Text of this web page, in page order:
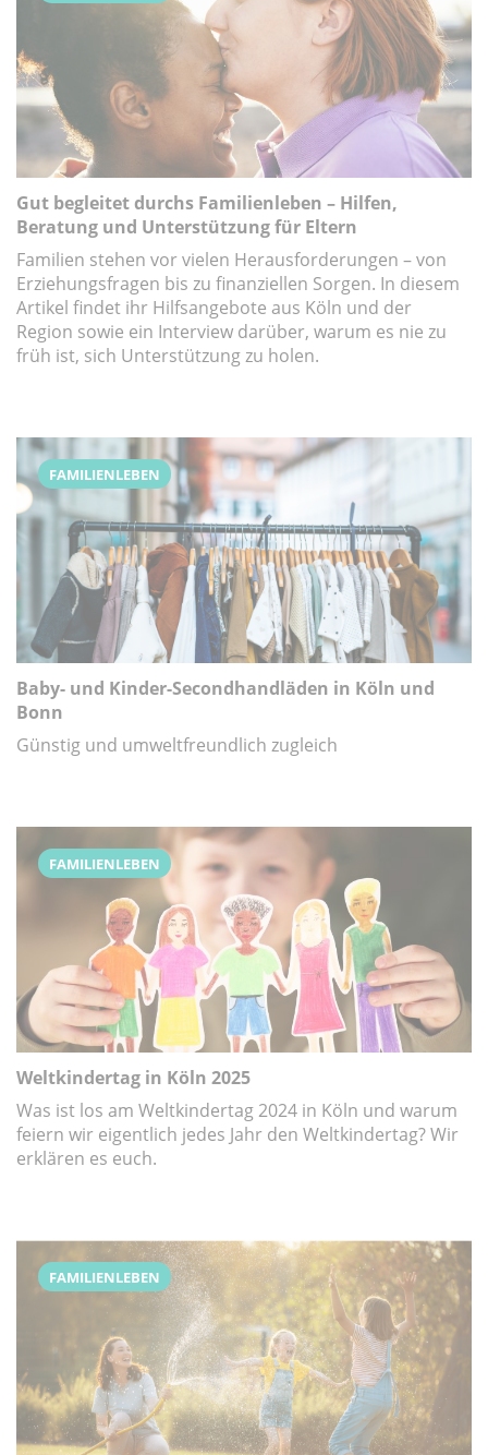
Gut begleitet durchs Familienleben – Hilfen,
Beratung und Unterstützung für Eltern
Familien stehen vor vielen Herausforderungen – von
Erziehungsfragen bis zu finanziellen Sorgen. In diesem
Artikel findet ihr Hilfsangebote aus Köln und der
Region sowie ein Interview darüber, warum es nie zu
früh ist, sich Unterstützung zu holen.
FAMILIENLEBEN
Baby- und Kinder-Secondhandläden in Köln und
Bonn
Günstig und umweltfreundlich zugleich
FAMILIENLEBEN
Weltkindertag in Köln 2025
Was ist los am Weltkindertag 2024 in Köln und warum
feiern wir eigentlich jedes Jahr den Weltkindertag? Wir
erklären es euch.
FAMILIENLEBEN